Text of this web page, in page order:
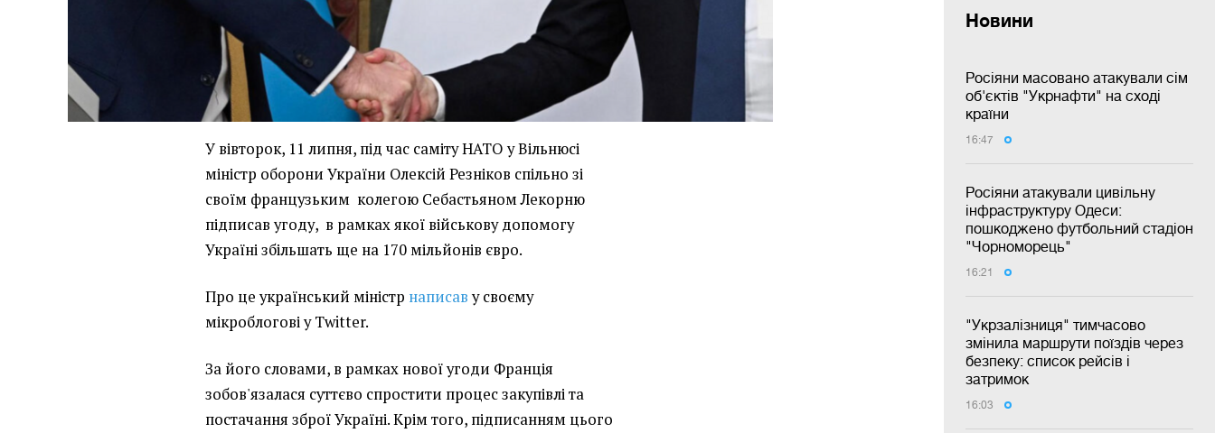
Новини
Росіяни масовано атакували сім
об'єктів "Укрнафти" на сході
країни
16:47
Росіяни атакували цивільну
інфраструктуру Одеси:
пошкоджено футбольний стадіон
"Чорноморець"
16:21
"Укрзалізниця" тимчасово
змінила маршрути поїздів через
безпеку: список рейсів і
затримок
16:03
У вівторок, 11 липня, під час саміту НАТО у Вільнюсі
міністр оборони України Олексій Резніков спільно зі
своїм французьким колегою Себастьяном Лекорню
підписав угоду, в рамках якої військову допомогу
Україні збільшать ще на 170 мільйонів євро.
Про це український міністр написаву своєму
мікроблогові у Twitter.
За його словами, в рамках нової угоди Франція
зобов'язалася суттєво спростити процес закупівлі та
постачання зброї Україні. Крім того, підписанням цього